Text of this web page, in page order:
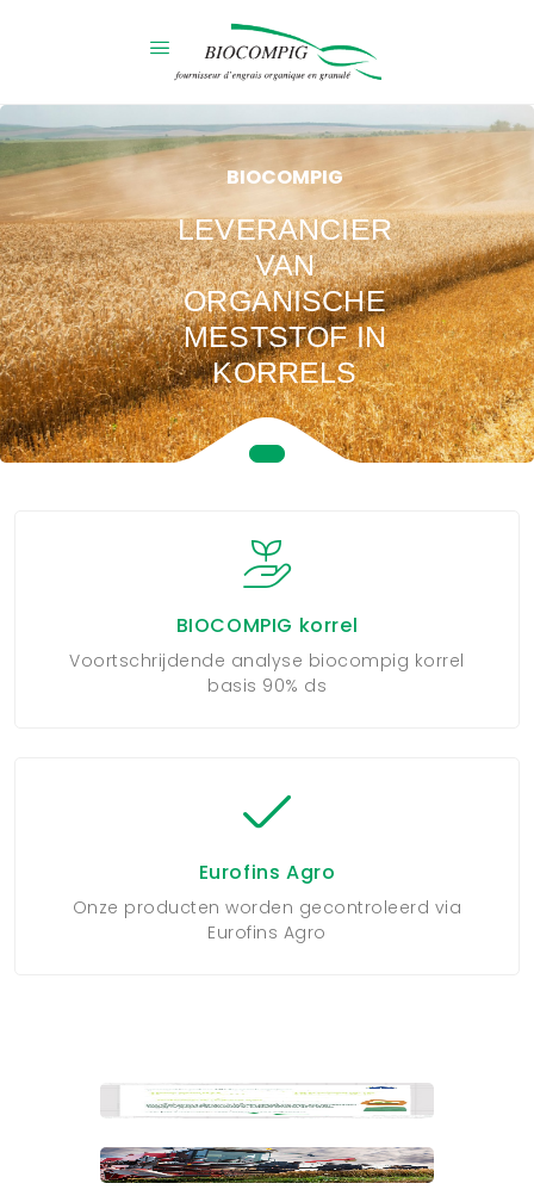
BIOCOMPIG
LEVERANCIER
VAN
ORGANISCHE
MESTSTOF IN
KORRELS
BIOCOMPIG korrel
Voortschrijdende analyse biocompig korrel
basis 90% ds
Eurofins Agro
Onze producten worden gecontroleerd via
Eurofins Agro